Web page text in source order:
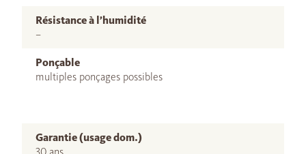
Résistance à l’humidité
–
Ponçable
multiples ponçages possibles
Garantie (usage dom.)